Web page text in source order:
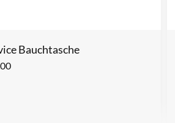
Bauchtasche